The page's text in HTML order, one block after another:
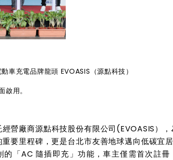
車充電品牌龍頭 EVOASIS（源點科技）
用。
營廠商源點科技股份有限公司(EVOASIS）
要里程碑，更是台北市友善地球邁向低碳宜
的「AC 隨插即充」功能，車主僅需首次註